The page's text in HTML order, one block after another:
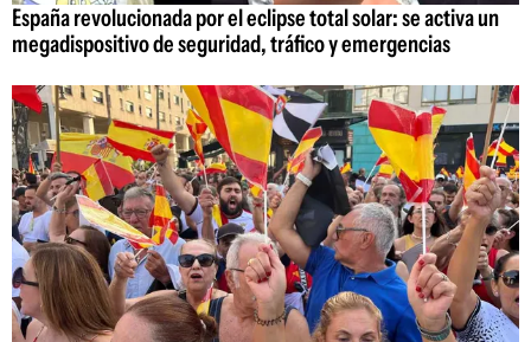
España revolucionada por el eclipse total solar: se activa un
megadispositivo de seguridad, tráfico y emergencias